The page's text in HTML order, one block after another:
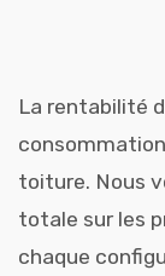
La rentabilité
toiture. Nous
totale sur les
chaque